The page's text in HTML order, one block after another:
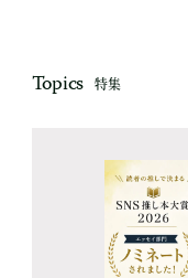
Topics 特集